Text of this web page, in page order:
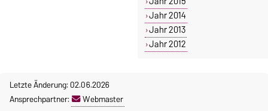
Jahr 2014
Jahr 2013
Jahr 2012
Letzte Änderung: 02.06.2026
Ansprechpartner:
Webmaster